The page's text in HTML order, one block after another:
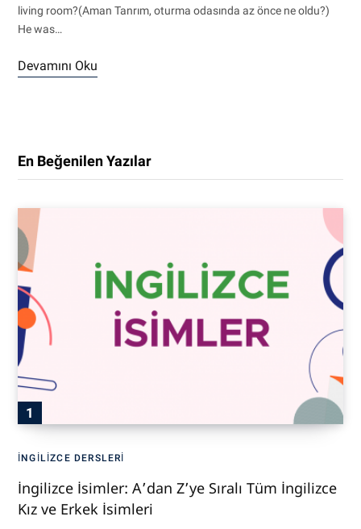
living room?(Aman Tanrım, oturma odasında az önce ne oldu?)
He was…
Devamını Oku
En Beğenilen Yazılar
İNGILIZCE DERSLERI
İngilizce İsimler: A’dan Z’ye Sıralı Tüm İngilizce
Kız ve Erkek İsimleri